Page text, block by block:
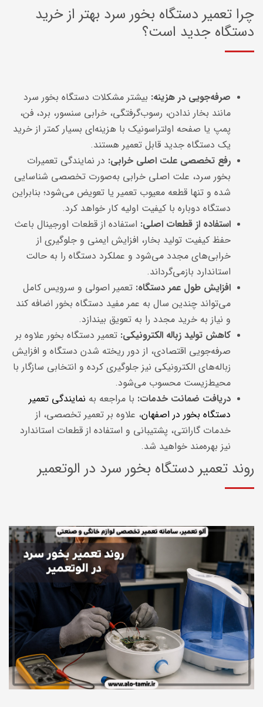
چرا تعمیر دستگاه بخور سرد بهتر از خرید
دستگاه جدید است؟
صرفه‌جویی در هزینه: بیشتر مشکلات دستگاه بخور سرد
مانند بخار ندادن، رسوب‌گرفتگی، خرابی سنسور، برد، فن،
پمپ یا صفحه اولتراسونیک با هزینه‌ای بسیار کمتر از خرید
یک دستگاه جدید قابل تعمیر هستند.
رفع تخصصی علت اصلی خرابی: در نمایندگی تعمیرات
بخور سرد، علت اصلی خرابی به‌صورت تخصصی شناسایی
شده و تنها قطعه معیوب تعمیر یا تعویض می‌شود؛ بنابراین
دستگاه دوباره با کیفیت اولیه کار خواهد کرد.
استفاده از قطعات اصلی: استفاده از قطعات اورجینال باعث
حفظ کیفیت تولید بخار، افزایش ایمنی و جلوگیری از
خرابی‌های مجدد می‌شود و عملکرد دستگاه را به حالت
استاندارد بازمی‌گرداند.
افزایش طول عمر دستگاه: تعمیر اصولی و سرویس کامل
می‌تواند چندین سال به عمر مفید دستگاه بخور اضافه کند
و نیاز به خرید مجدد را به تعویق بیندازد.
کاهش تولید زباله الکترونیکی: تعمیر دستگاه بخور علاوه بر
صرفه‌جویی اقتصادی، از دور ریخته شدن دستگاه و افزایش
زباله‌های الکترونیکی نیز جلوگیری کرده و انتخابی سازگار با
محیط‌زیست محسوب می‌شود.
دریافت ضمانت خدمات: با مراجعه به نمایندگی تعمیر
دستگاه بخور در اصفهان، علاوه بر تعمیر تخصصی، از
خدمات گارانتی، پشتیبانی و استفاده از قطعات استاندارد
نیز بهره‌مند خواهید شد.
روند تعمیر دستگاه بخور سرد در الوتعمیر